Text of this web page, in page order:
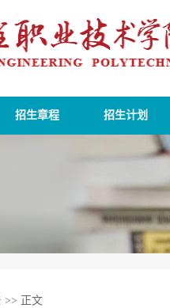
招生章程 招生计划
>> 正文